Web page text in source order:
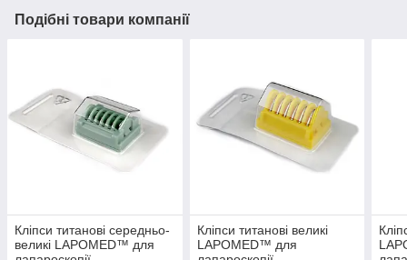
Подібні товари компанії
Кліпси титанові середньо-
великі LAPOMED™ для
Кліпси титанові великі
LAPOMED™ для